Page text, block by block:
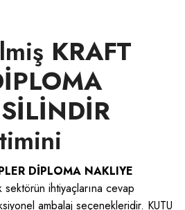
KRAFT
DİPLOMA NAKLIYE
sektörün ihtiyaçlarına cevap
ambalaj seçenekleridir. KUTU